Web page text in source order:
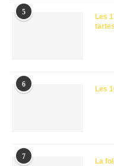
5
Les
tartes
6
Les
7
La